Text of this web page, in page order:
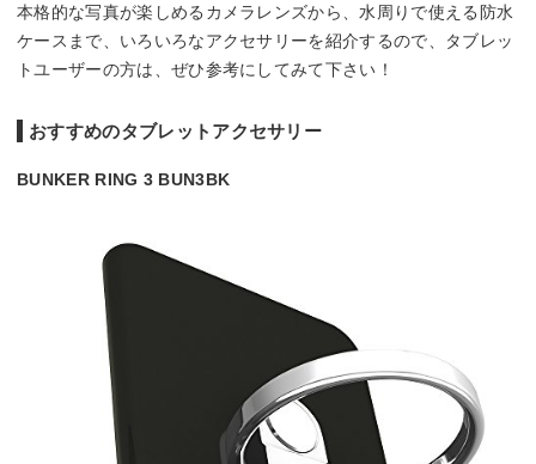
本格的な写真が楽しめるカメラレンズから、水周りで使える防水
ケースまで、いろいろなアクセサリーを紹介するので、タブレッ
トユーザーの方は、ぜひ参考にしてみて下さい！
おすすめのタブレットアクセサリー
BUNKER RING 3 BUN3BK